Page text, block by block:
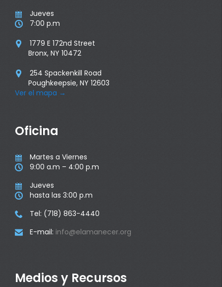
 Jueves
 7:00 p.m

1779 E 172nd Street
Bronx, NY 10472

254 Spackenkill Road
Poughkeepsie, NY 12603
Ver el mapa →
Oficina
 Martes a Viernes
 9:00 a.m – 4:00 p.m
 Jueves
 hasta las 3:00 p.m
 Tel: (718) 863-4440
 E-mail: info@elamanecer.org
Medios y Recursos